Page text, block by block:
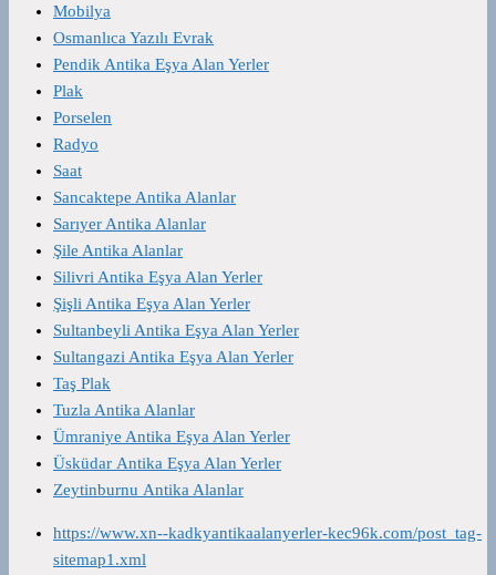
Mobilya
Osmanlıca Yazılı Evrak
Pendik Antika Eşya Alan Yerler
Plak
Porselen
Radyo
Saat
Sancaktepe Antika Alanlar
Sarıyer Antika Alanlar
Şile Antika Alanlar
Silivri Antika Eşya Alan Yerler
Şişli Antika Eşya Alan Yerler
Sultanbeyli Antika Eşya Alan Yerler
Sultangazi Antika Eşya Alan Yerler
Taş Plak
Tuzla Antika Alanlar
Ümraniye Antika Eşya Alan Yerler
Üsküdar Antika Eşya Alan Yerler
Zeytinburnu Antika Alanlar
https://www.xn--kadkyantikaalanyerler-kec96k.com/post_tag-
sitemap1.xml